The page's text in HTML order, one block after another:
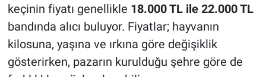
keçinin fiyatı genellikle 18.000 TL ile 22.000 TL
bandında alıcı buluyor. Fiyatlar; hayvanın
kilosuna, yaşına ve ırkına göre değişiklik
gösterirken, pazarın kurulduğu şehre göre de